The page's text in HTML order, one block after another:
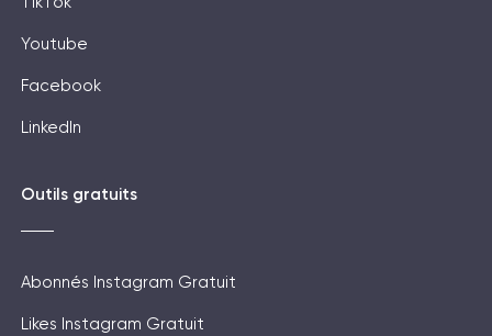
Youtube
Facebook
LinkedIn
Outils gratuits
Abonnés Instagram Gratuit
Likes Instagram Gratuit